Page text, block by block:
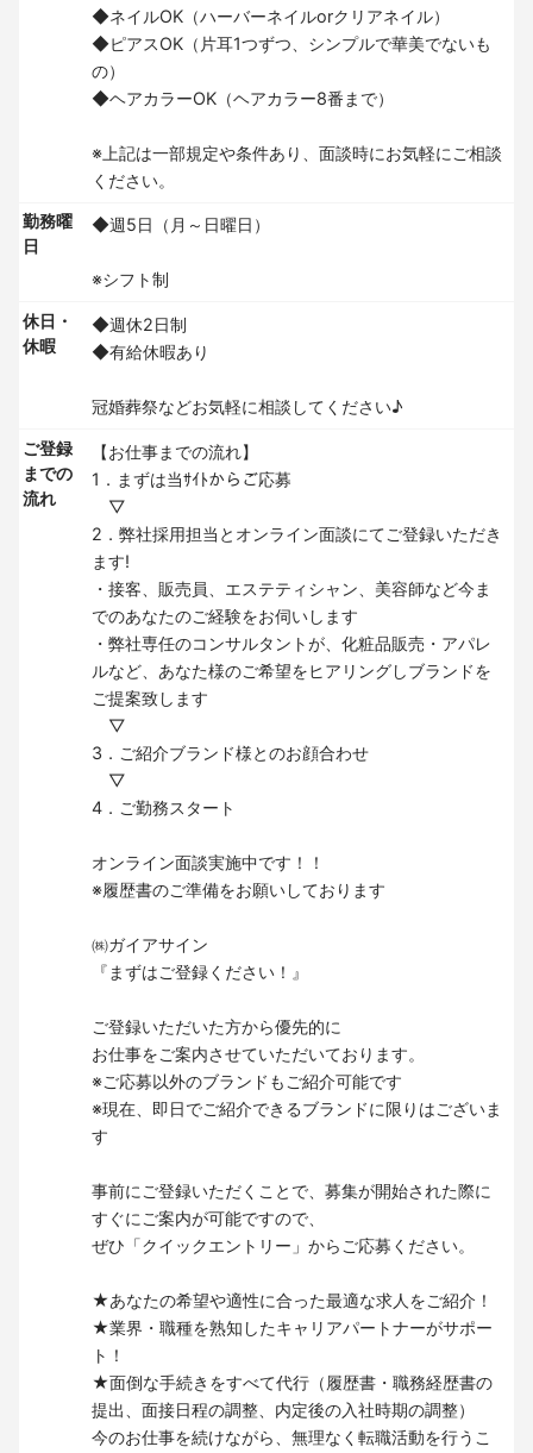
◆ネイルOK（ハーバーネイルorクリアネイル）
◆ピアスOK（片耳1つずつ、シンプルで華美でないも
の）
◆ヘアカラーOK（ヘアカラー8番まで）
※上記は一部規定や条件あり、面談時にお気軽にご相談
ください。
勤務曜
日
◆週5日（月～日曜日）
※シフト制
休日・
休暇
◆週休2日制
◆有給休暇あり
冠婚葬祭などお気軽に相談してください♪
ご登録
までの
流れ
【お仕事までの流れ】
1．まずは当ｻｲﾄからご応募
▽
2．弊社採用担当とオンライン面談にてご登録いただき
ます!
・接客、販売員、エステティシャン、美容師など今ま
でのあなたのご経験をお伺いします
・弊社専任のコンサルタントが、化粧品販売・アパレ
ルなど、あなた様のご希望をヒアリングしブランドを
ご提案致します
▽
3．ご紹介ブランド様とのお顔合わせ
▽
4．ご勤務スタート
オンライン面談実施中です！！
※履歴書のご準備をお願いしております
㈱ガイアサイン
『まずはご登録ください！』
ご登録いただいた方から優先的に
お仕事をご案内させていただいております。
※ご応募以外のブランドもご紹介可能です
※現在、即日でご紹介できるブランドに限りはございま
す
事前にご登録いただくことで、募集が開始された際に
すぐにご案内が可能ですので、
ぜひ「クイックエントリー」からご応募ください。
★あなたの希望や適性に合った最適な求人をご紹介！
★業界・職種を熟知したキャリアパートナーがサポー
ト！
★面倒な手続きをすべて代行（履歴書・職務経歴書の
提出、面接日程の調整、内定後の入社時期の調整）
今のお仕事を続けながら、無理なく転職活動を行うこ